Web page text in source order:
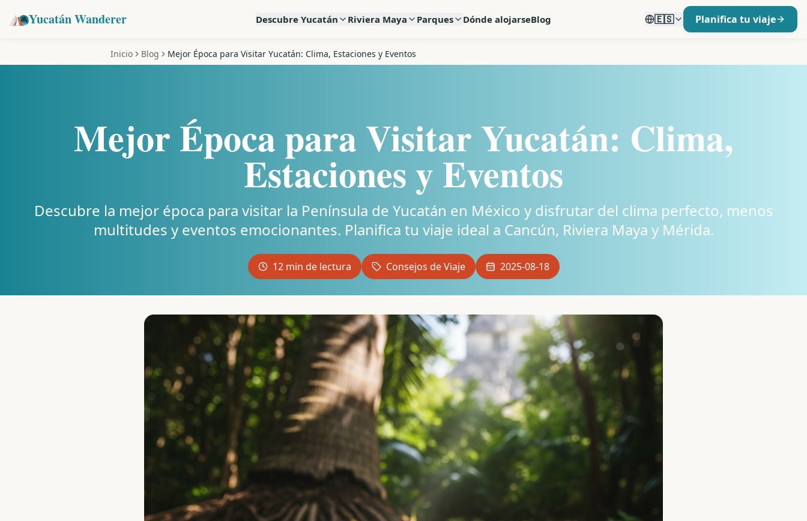
Yucatán Wanderer Descubre Yucatán Riviera Maya Parques Dónde alojarseBlog 🇪🇸 Planifica tu viaje
Inicio Blog Mejor Época para Visitar Yucatán: Clima, Estaciones y Eventos
Mejor Época para Visitar Yucatán: Clima,
Estaciones y Eventos
Descubre la mejor época para visitar la Península de Yucatán en México y disfrutar del clima perfecto, menos
multitudes y eventos emocionantes. Planifica tu viaje ideal a Cancún, Riviera Maya y Mérida.
12 min de lectura Consejos de Viaje 2025-08-18